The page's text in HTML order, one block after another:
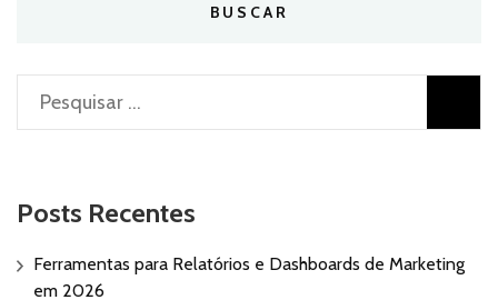
BUSCAR
Pesquisar
por:
Posts Recentes
Ferramentas para Relatórios e Dashboards de Marketing
em 2026